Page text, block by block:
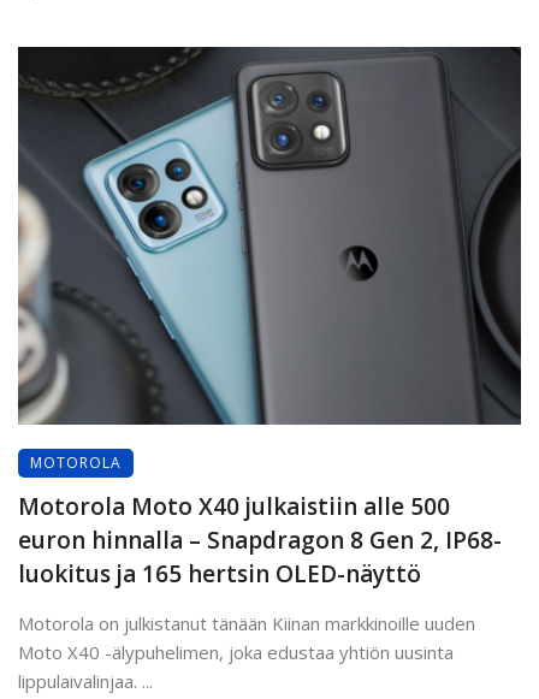
MOTOROLA
Motorola Moto X40 julkaistiin alle 500
euron hinnalla – Snapdragon 8 Gen 2, IP68-
luokitus ja 165 hertsin OLED-näyttö
Motorola on julkistanut tänään Kiinan markkinoille uuden
Moto X40 -älypuhelimen, joka edustaa yhtiön uusinta
lippulaivalinjaa. ...